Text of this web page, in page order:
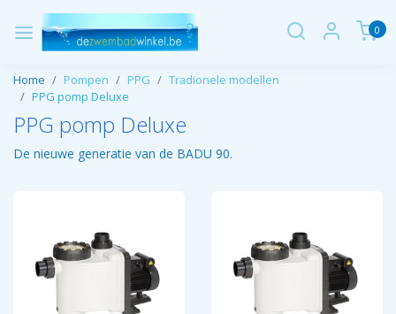
0
Home Pompen PPG
Tradionele modellen
PPG pomp Deluxe
PPG pomp Deluxe
De nieuwe generatie van de BADU 90.